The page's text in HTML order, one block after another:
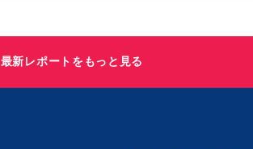
最新レポートをもっと見る